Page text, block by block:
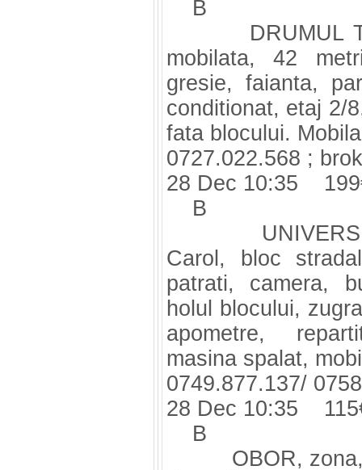
B
DRUMUL
mobilata, 42
gresie, faianta,
conditionat, etaj 2/
fata blocului.
0727.022.568 ;
28 Dec 10:35
B
Carol, bloc
patrati, camera,
holul blocului,
apometre,
masina spalat,
0749.877.137/
28 Dec 10:35
B
OBOR, zona,